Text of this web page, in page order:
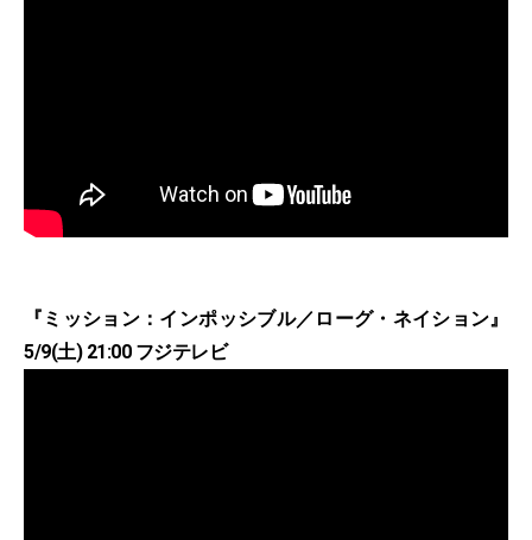
『ミッション：インポッシブル／ローグ・ネイション』
5/9(土) 21:00 フジテレビ